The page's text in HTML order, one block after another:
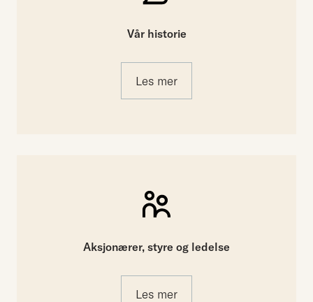
Vår historie
Les mer
Aksjonærer, styre og ledelse
Les mer